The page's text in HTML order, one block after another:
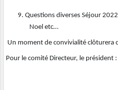
9. Questions diverses Séjour
Noel etc…
Un moment de convivialité clôturera
Pour le comité Directeur, le président